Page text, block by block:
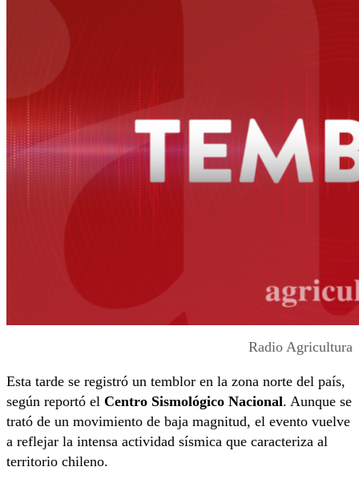
Radio Agricultura
Esta tarde se registró un temblor en la zona norte del país,
según reportó el Centro Sismológico Nacional. Aunque se
trató de un movimiento de baja magnitud, el evento vuelve
a reflejar la intensa actividad sísmica que caracteriza al
territorio chileno.